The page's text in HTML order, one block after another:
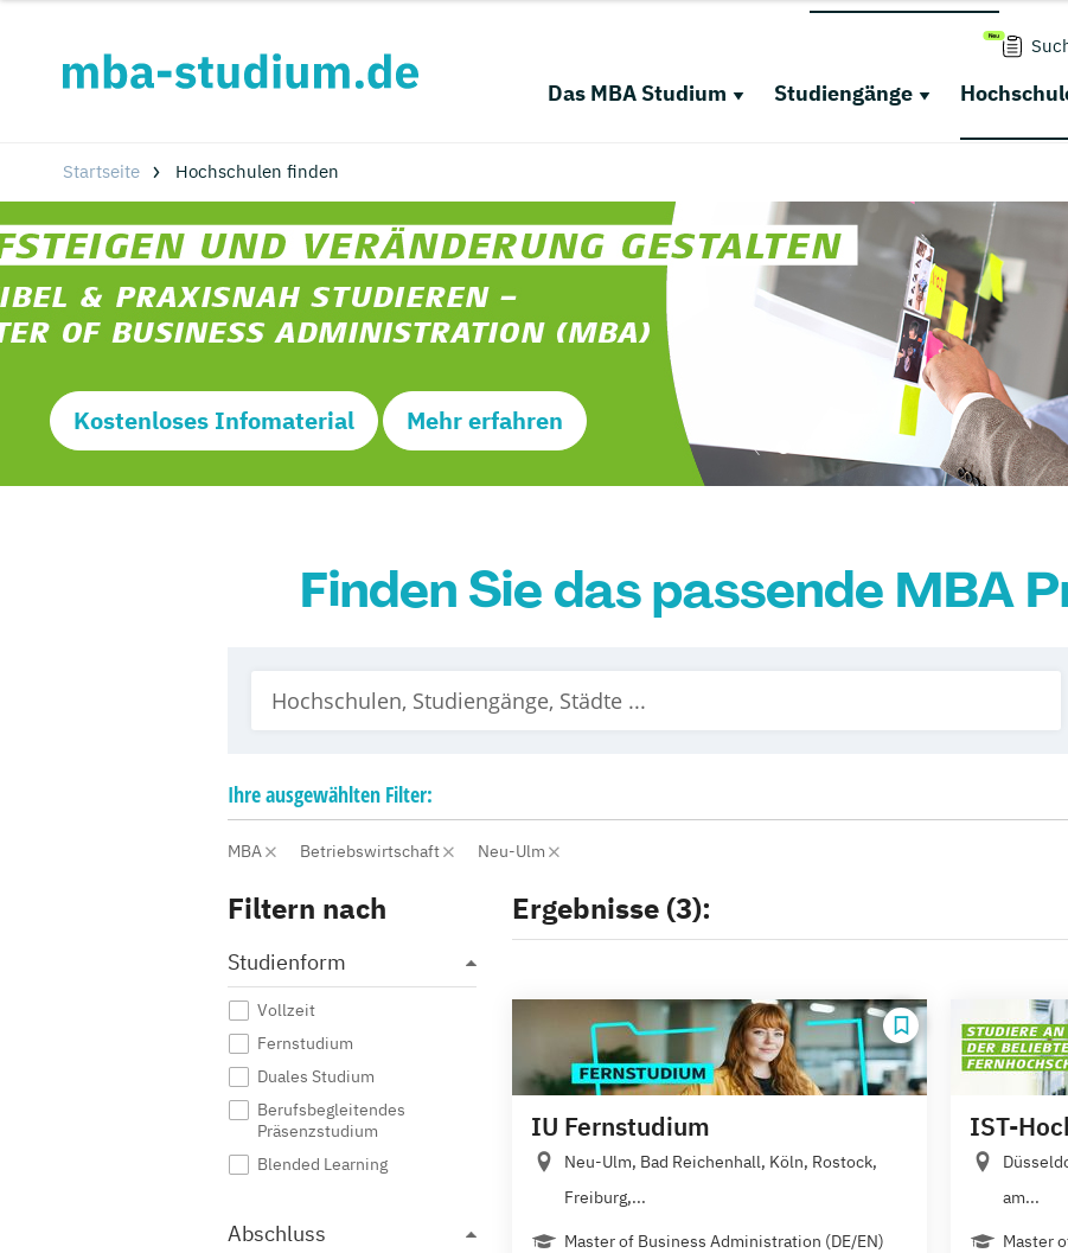
Das MBA Studium Studiengänge
Startseite Hochschulen finden
Kostenloses Infomaterial Mehr erfahren
Finden Sie das passende MBA
Ihreausgewählten Filter:
MBA Betriebswirtschaft Neu-Ulm
Filtern nach
Studienform
Vollzeit
Fernstudium
Duales Studium
Berufsbegleitendes
Präsenzstudium
Blended Learning
Abschluss
Ergebnisse (3):
IU Fernstudium
Neu-Ulm, Bad Reichenhall, Köln, Rostock,
Freiburg,...
Master of Business Administration (DE/EN)
IST-
am...
Master